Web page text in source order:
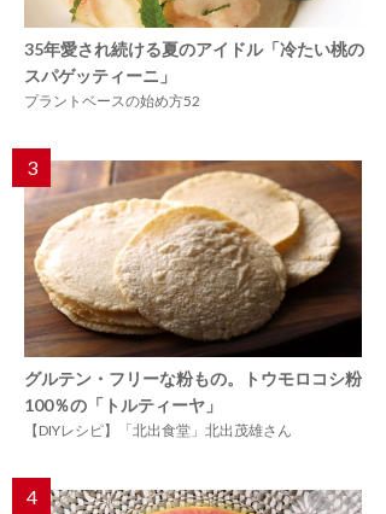
35年愛され続ける夏のアイドル「冷たい桃の
スパゲッティーニ」
プラントベースの始め方52
3
グルテン・フリーな粉もの。トウモロコシ粉
100％の「トルティーヤ」
【DIYレシピ】「北出食堂」北出茂雄さん
4